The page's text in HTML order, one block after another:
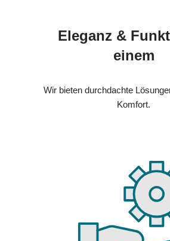
Eleganz &
einem
Wir bieten durchdachte
Komfort.